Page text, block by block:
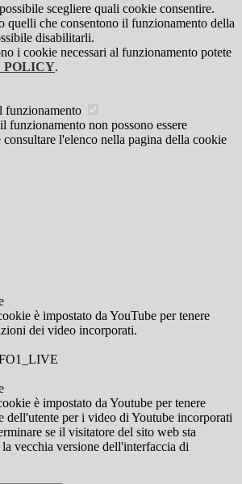
scegliere quali cookie consentire.
quelli che consentono il funzionamento della
disabilitarli.
i cookie necessari al funzionamento potete
POLICY.
funzionamento
funzionamento non possono essere
l'elenco nella pagina della cookie
è impostato da YouTube per tenere
dei video incorporati.
è impostato da Youtube per tenere
dell'utente per i video di Youtube incorporati
se il visitatore del sito web sta
vecchia versione dell'interfaccia di